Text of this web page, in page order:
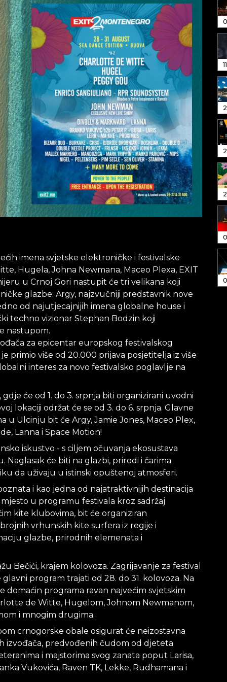
imena svjetske elektroničke i festivalske
Hugela, Johna Newmana, Maceo Plexa, EXIT
u Crnoj Gori nastupit će tri velikana koji
glazbe: Argy, najzvučniji predstavnik nove
od najutjecajnijih imena globalne house i
techno vizionar Stephan Bodzin koji
nastupom.
za epicentar europskog festivalskog
primio više od 20.000 prijava posjetitelja iz više
interes za novo festivalsko poglavlje na
će od 1. do 3. srpnja biti organizirani uvodni
lokaciji održat će se od 3. do 6. srpnja. Glavne
u Ulcinju bit će Argy, Jamie Jones, Maceo Plex,
Lanna i Space Motion!
iskustvo - s ciljem očuvanja ekosustava
Naglasak će biti na glazbi, prirodi i čarima
da uživaju u istinski opuštenoj atmosferi.
i kao jedna od najatraktivnijih destinacija
u programu festivala kroz sadržaj
kite klubovima, bit će organiziran
vrhunskih kite surfera iz regije i
glazbe, prirodnih elemenata i
Bečići, krajem kolovoza. Zagrijavanje za festival
program trajati od 28. do 31. kolovoza. Na
domaćin programa ravan najvećim svjetskim
de Witte, Hugelom, Johnom Newmanom,
i mnogim drugima.
crnogorske obale osigurat će neizostavna
izvođača, predvođenih čudom od djeteta
i majstorima svog zanata poput Larisa,
Vukovića, Raven TK, Lekke, Rudhamana i